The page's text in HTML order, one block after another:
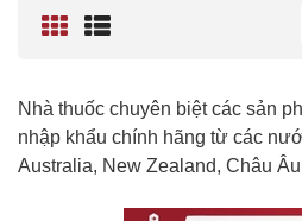
Nhà thuốc chuyên biệt các sản
nhập khẩu chính hãng từ các
Australia, New Zealand, Châu Âu